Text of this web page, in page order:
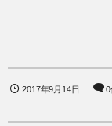
2017年9月14日 0